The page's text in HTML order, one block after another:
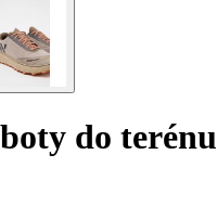
do terénu